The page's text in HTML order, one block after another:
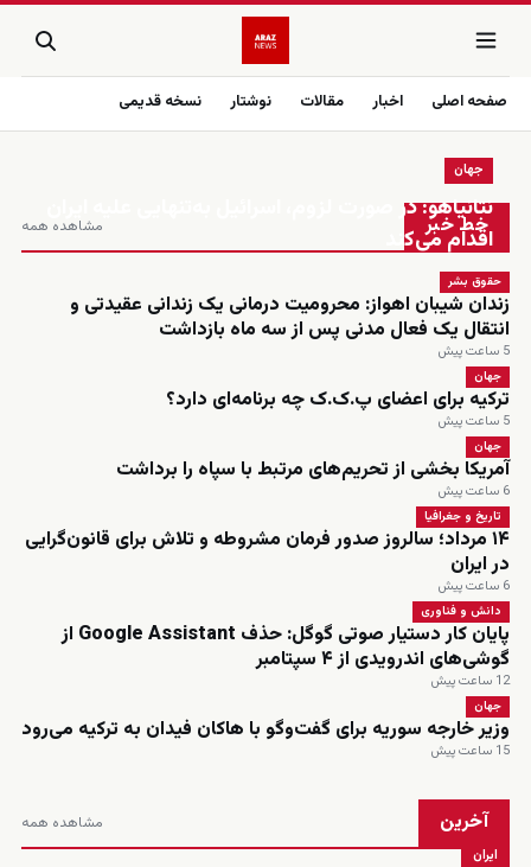
صفحه اصلی اخبار مقالات نوشتار نسخه قدیمی
زنده
خط خبر مشاهده همه
جهان
نتانیاهو: در صورت لزوم، اسرائیل به‌تنهایی علیه ایران
اقدام می‌کند
حقوق بشر
زندان شیبان اهواز: محرومیت درمانی یک زندانی عقیدتی و
انتقال یک فعال مدنی پس از سه ماه بازداشت
5 ساعت پیش
جهان
ترکیه برای اعضای پ.ک.ک چه برنامه‌ای دارد؟
5 ساعت پیش
جهان
آمریکا بخشی از تحریم‌های مرتبط با سپاه را برداشت
6 ساعت پیش
تاریخ و جغرافیا
۱۴ مرداد؛ سالروز صدور فرمان مشروطه و تلاش برای قانون‌گرایی
در ایران
6 ساعت پیش
دانش و فناوری
پایان کار دستیار صوتی گوگل: حذف Google Assistant از
گوشی‌های اندرویدی از ۴ سپتامبر
12 ساعت پیش
جهان
وزیر خارجه سوریه برای گفت‌وگو با هاکان فیدان به ترکیه می‌رود
15 ساعت پیش
آخرین مشاهده همه
ایران